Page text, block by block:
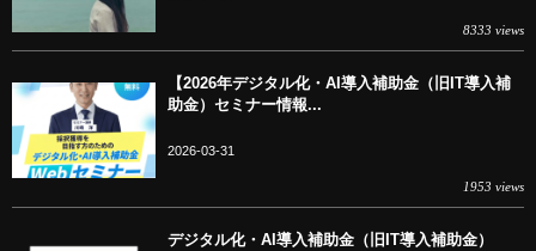
8333 views
【2026年デジタル化・AI導入補助金（旧IT導入補
助金）セミナー情報...
2026-03-31
1953 views
デジタル化・AI導入補助金（旧IT導入補助金）